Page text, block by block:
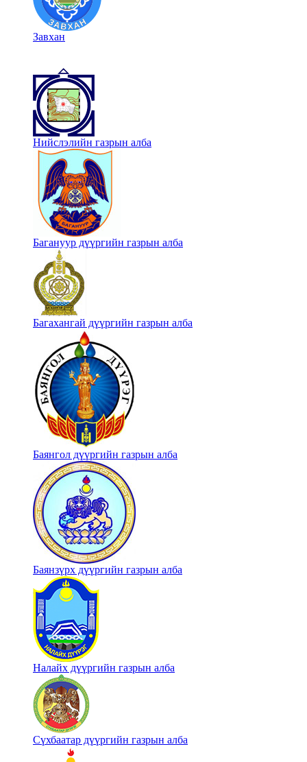
Завхан
Нийслэлийн газрын алба
Багануур дүүргийн газрын алба
Багахангай дүүргийн газрын алба
Баянгол дүүргийн газрын алба
Баянзүрх дүүргийн газрын алба
Налайх дүүргийн газрын алба
Сүхбаатар дүүргийн газрын алба